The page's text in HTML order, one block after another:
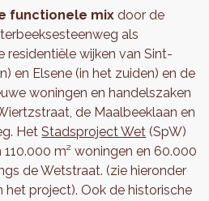
functionele mix door de
als
residentiële wijken van Sint-
en Elsene (in het zuiden) en de
woningen en handelszaken
de Maalbeeklaan en
HetStadsproject Wet (SpW)
m² woningen en 60.000
de Wetstraat. (zie hieronder
het project). Ook de historische